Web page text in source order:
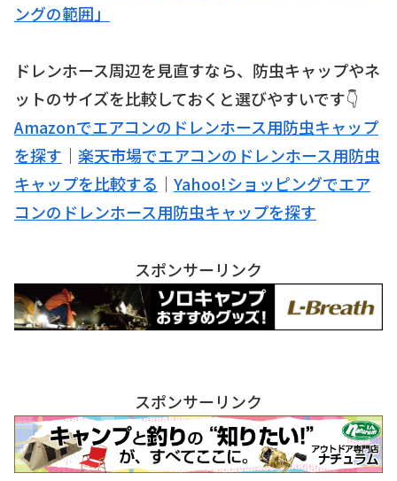
ングの範囲」
ドレンホース周辺を見直すなら、防虫キャップやネ
ットのサイズを比較しておくと選びやすいです👇
Amazonでエアコンのドレンホース用防虫キャップ
を探す ｜ 楽天市場でエアコンのドレンホース用防虫
キャップを比較する ｜ Yahoo!ショッピングでエア
コンのドレンホース用防虫キャップを探す
スポンサーリンク
スポンサーリンク